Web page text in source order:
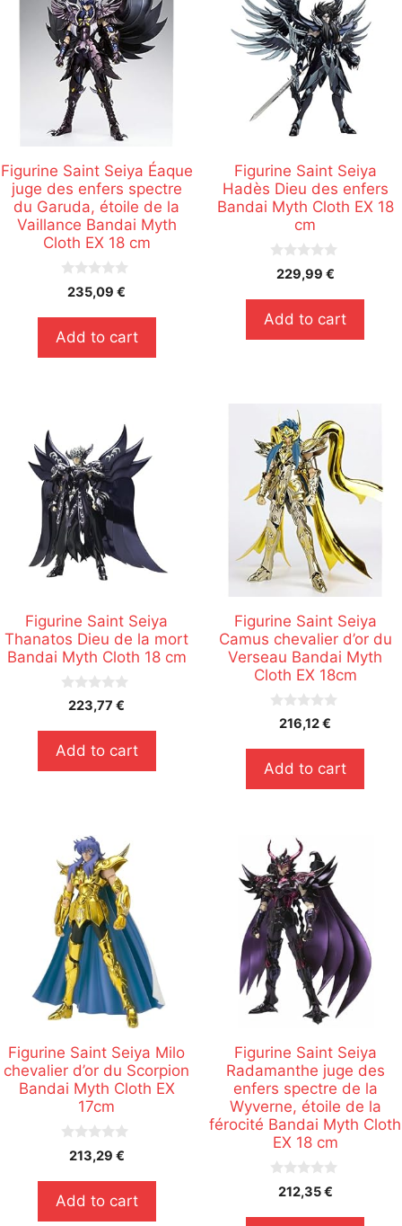
Figurine Saint Seiya Éaque
juge des enfers spectre
du Garuda, étoile de la
Vaillance Bandai Myth
Cloth EX 18 cm
0
s
5
235,09€
Add to cart
Figurine Saint Seiya
Hadès Dieu des enfers
Bandai Myth Cloth EX 18
cm
0
s
5
229,99 €
Add to cart
Figurine Saint Seiya
Thanatos Dieu de la mort
Bandai Myth Cloth 18 cm
0
s
5
223,77€
Add to cart
Figurine Saint Seiya
Camus chevalier d’or du
Verseau Bandai Myth
Cloth EX 18cm
s
5
216,12€
Add to cart
Figurine Saint Seiya Milo
chevalier d’or du Scorpion
Bandai Myth Cloth EX
17cm
s
5
213,29 €
Add to cart
Figurine Saint Seiya
Radamanthe juge des
enfers spectre de la
Wyverne, étoile de la
férocité Bandai Myth Cloth
EX 18 cm
s
212,35€